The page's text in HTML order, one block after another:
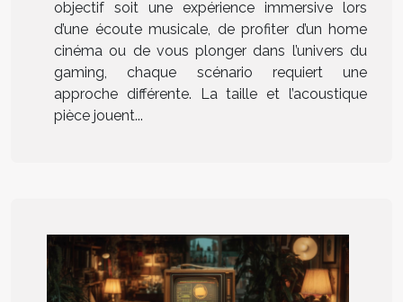
objectif soit une expérience immersive lors
d’une écoute musicale, de profiter d’un home
cinéma ou de vous plonger dans l’univers du
gaming, chaque scénario requiert une
approche différente. La taille et l’acoustique
pièce jouent...